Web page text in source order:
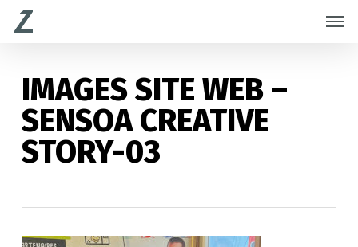
Skip
contentIMAGES SITE WEB –
SENSOA CREATIVE
STORY-03